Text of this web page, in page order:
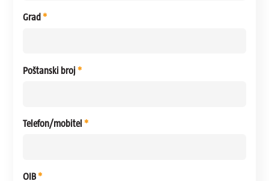
Grad*
Poštanski broj*
Telefon/mobitel*
OIB*